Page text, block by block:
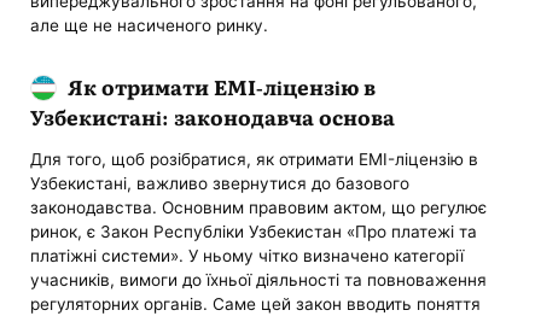
але ще не насиченого ринку.
Як отримати EMI-ліцензію в
Узбекистані: законодавча основа
Для того, щоб розібратися, як отримати EMI-ліцензію в
Узбекистані, важливо звернутися до базового
законодавства. Основним правовим актом, що регулює
ринок, є Закон Республіки Узбекистан «Про платежі та
платіжні системи». У ньому чітко визначено категорії
учасників, вимоги до їхньої діяльності та повноваження
регуляторних органів. Саме цей закон вводить поняття